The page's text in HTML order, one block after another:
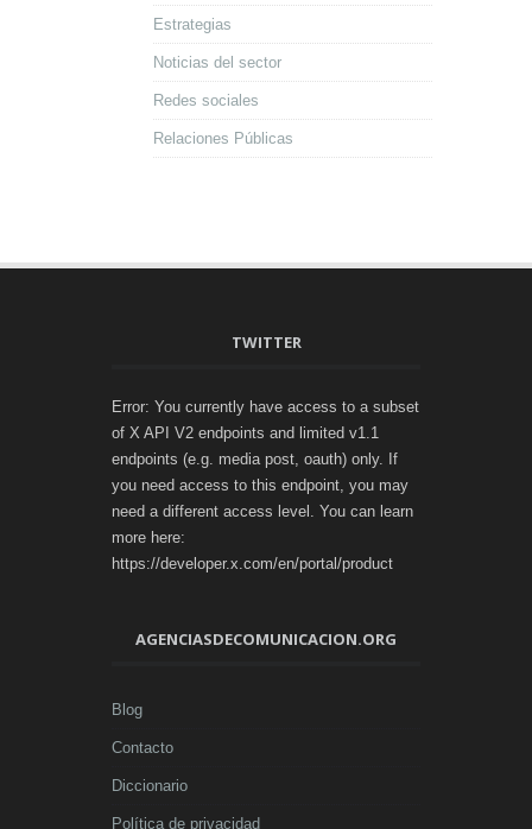
Estrategias
Noticias del sector
Redes sociales
Relaciones Públicas
TWITTER
Error: You currently have access to a subset
of X API V2 endpoints and limited v1.1
endpoints (e.g. media post, oauth) only. If
you need access to this endpoint, you may
need a different access level. You can learn
more here:
https://developer.x.com/en/portal/product
AGENCIASDECOMUNICACION.ORG
Blog
Contacto
Diccionario
Política de privacidad